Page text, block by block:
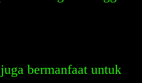
bermanfaat untuk